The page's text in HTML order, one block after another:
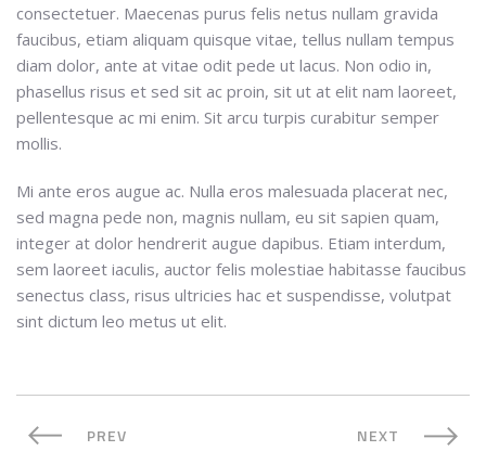
consectetuer. Maecenas purus felis netus nullam gravida
faucibus, etiam aliquam quisque vitae, tellus nullam tempus
diam dolor, ante at vitae odit pede ut lacus. Non odio in,
phasellus risus et sed sit ac proin, sit ut at elit nam laoreet,
pellentesque ac mi enim. Sit arcu turpis curabitur semper
mollis.
Mi ante eros augue ac. Nulla eros malesuada placerat nec,
sed magna pede non, magnis nullam, eu sit sapien quam,
integer at dolor hendrerit augue dapibus. Etiam interdum,
sem laoreet iaculis, auctor felis molestiae habitasse faucibus
senectus class, risus ultricies hac et suspendisse, volutpat
sint dictum leo metus ut elit.
PREV NEXT